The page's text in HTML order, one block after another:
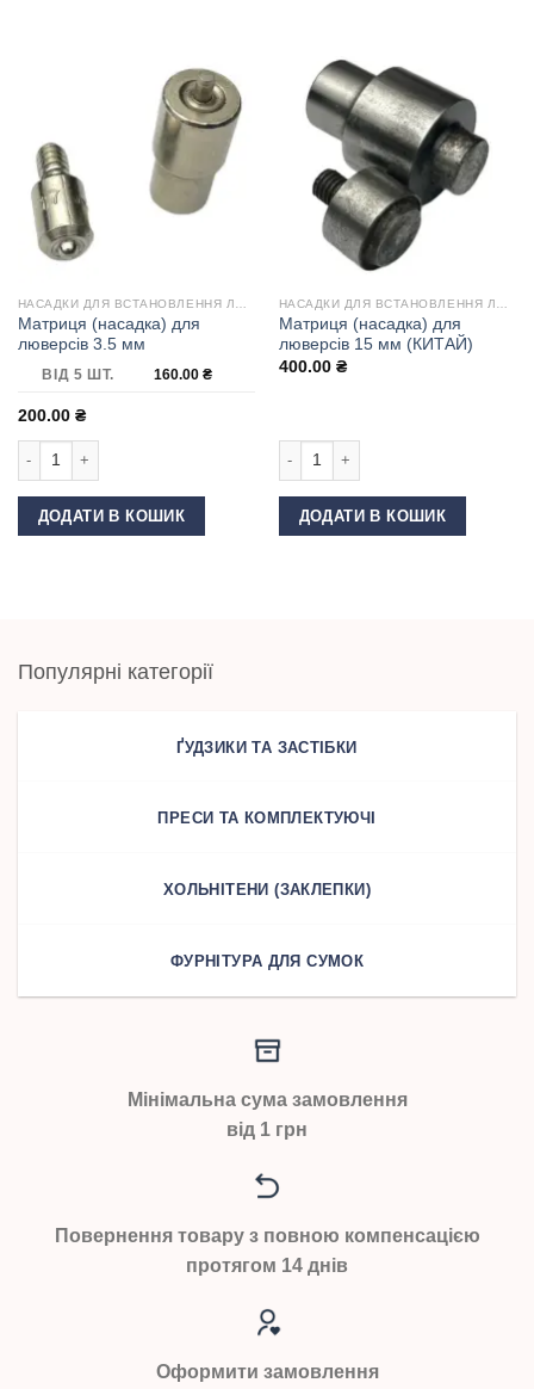
Матриця (насадка) для
люверсів 3.5 мм
ВІД 5 ШТ. 160.00 ₴
200.00 ₴
Матриця (насадка) для люверсів 3.5 мм кількість
ДОДАТИ В КОШИК
Матриця (насадка) для
люверсів 15 мм (КИТАЙ)
400.00 ₴
Матриця (насадка) для люверсів
ДОДАТИ В КОШИК
Популярні категорії
ҐУДЗИКИ ТА ЗАСТІБКИ
ПРЕСИ ТА КОМПЛЕКТУЮЧІ
ХОЛЬНІТЕНИ (ЗАКЛЕПКИ)
ФУРНІТУРА ДЛЯ СУМОК
Мінімальна сума замовлення
від 1 грн
Повернення товару з повною компенсацією
протягом 14 днів
Оформити замовлення